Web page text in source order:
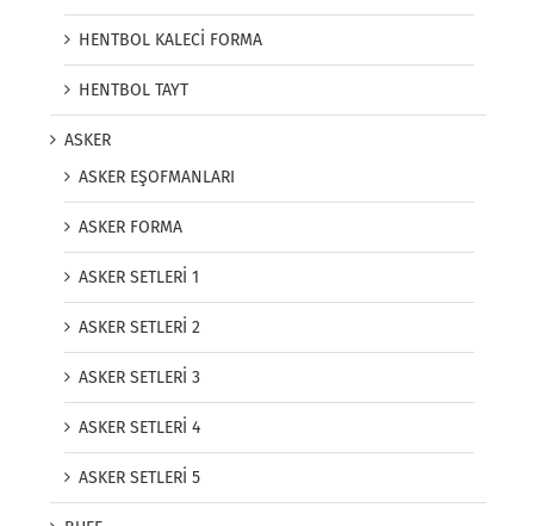
HENTBOL KALECİ FORMA
HENTBOL TAYT
ASKER
ASKER EŞOFMANLARI
ASKER FORMA
ASKER SETLERİ 1
ASKER SETLERİ 2
ASKER SETLERİ 3
ASKER SETLERİ 4
ASKER SETLERİ 5